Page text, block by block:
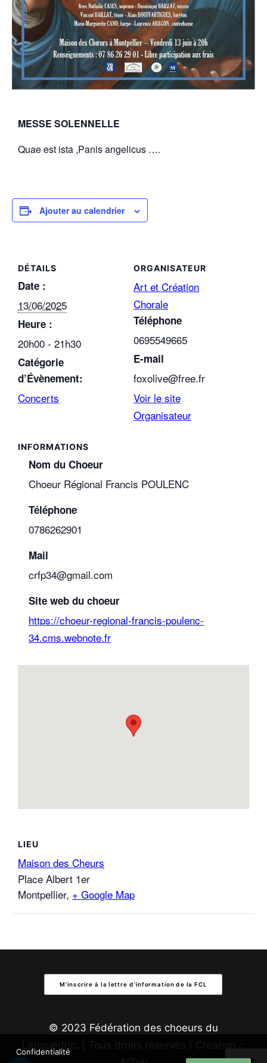
MESSE SOLENNELLE
Quae est ista ,Panis angelicus ….
Ajouter au calendrier
DÉTAILS
Date :
13/06/2025
Heure :
20h00 - 21h30
Catégorie
d’Évènement:
Concerts
ORGANISATEUR
Art et Création
Chorale
Téléphone
0695549665
E-mail
foxolive@free.fr
Voir le site
Organisateur
Nom du Choeur
Choeur Régional Francis POULENC
Téléphone
0786262901
Mail
crfp34@gmail.com
Site web du choeur
https://choeur-regional-francis-poulenc-
34.cms.webnote.fr
LIEU
Maison des Cheurs
Place Albert 1er
Montpellier, + Google Map
M'inscrire à la lettre d'information de la FCL
© 2023 Fédération des choeurs du
Languedoc. | Tous droits réservés | Création ::
Confidentialité